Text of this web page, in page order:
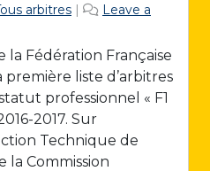
arbitres |
Leave a
la Fédération Française
liste d’arbitres
professionnel « F1
2017. Sur
Technique de
la Commission